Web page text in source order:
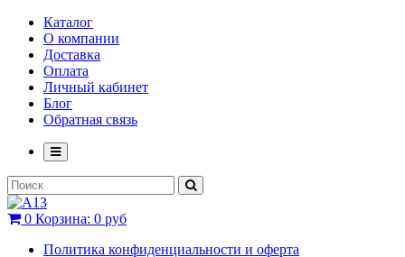
Каталог
О компании
Доставка
Оплата
Личный кабинет
Блог
Обратная связь
0 Корзина: 0 руб
Политика конфиденциальности и оферта